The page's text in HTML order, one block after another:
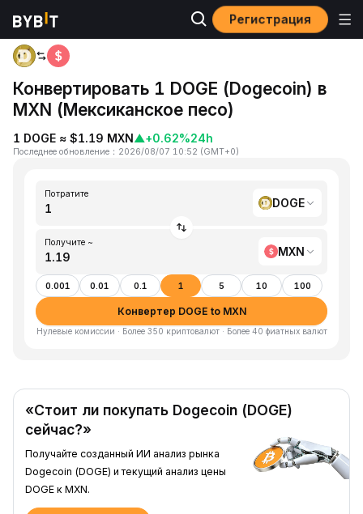
Регистрация
Главная
Конвертировать 1 DOGE (Dogecoin) в
MXN (Мексиканское песо)
1 DOGE ≈ $1.19 MXN▲+0.62%24h
Последнее обновление ： 2026/08/07 10:52 (GMT+0)
Потратите
DOGE
Получите ~
MXN
0.001 0.01 0.1 1 5 10 100
Конвертер DOGE to MXN
Нулевые комиссии · Более 350 криптовалют · Более 40 фиатных валют
«Стоит ли покупать Dogecoin (DOGE)
сейчас?»
Получайте созданный ИИ анализ рынка
Dogecoin (DOGE) и текущий анализ цены
DOGE к MXN.